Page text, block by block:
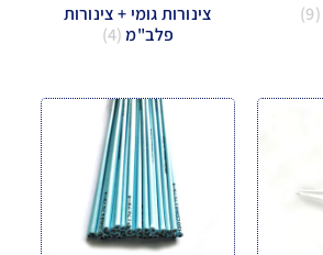
(9)
צינורות גומי + צינורות
פלב"מ (4)